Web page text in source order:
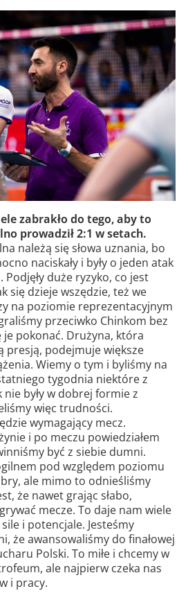
zabrakło do tego, aby to
prowadził 2:1 w setach.
należą się słowa uznania, bo
naciskały i były o jeden atak
duże ryzyko, co jest
się dzieje wszędzie, też we
na poziomie reprezentacyjnym
przeciwko Chinkom bez
je pokonać. Drużyna, która
presją, podejmuje większe
Wiemy o tym i byliśmy na
tygodnia niektóre z
były w dobrej formie z
więc trudności.
wymagający mecz.
i po meczu powiedziałem
być z siebie dumni.
pod względem poziomu
ale mimo to odnieśliśmy
że nawet grając słabo,
mecze. To daje nam wiele
i potencjale. Jesteśmy
że awansowaliśmy do finałowej
Polski. To miłe i chcemy w
ale najpierw czeka nas
i pracy.